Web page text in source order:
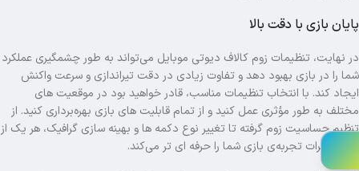
پایان بازی با دقت بالا
در نهایت، تنظیمات زوم کالاف دیوتی موبایل می‌تواند به‌ طور چشمگیری عملکرد
شما را در بازی بهبود دهد و تفاوت زیادی در دقت تیراندازی و سرعت واکنش
ایجاد کند. با انتخاب تنظیمات مناسب، قادر خواهید بود در موقعیت های
مختلف به‌ طور مؤثری عمل کنید و از تمام قابلیت های بازی بهره‌برداری کنید. از
تنظیم حساسیت زوم گرفته تا تغییر نوع دکمه ها و بهینه سازی گرافیک، هر یک از
این تغییرات تجربه‌ی بازی شما را حرفه ای تر می‌کند.